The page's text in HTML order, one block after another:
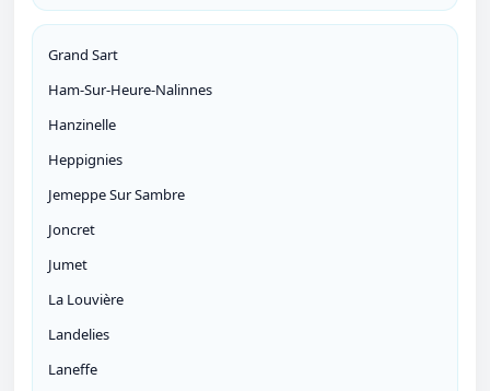
Grand Sart
Ham-Sur-Heure-Nalinnes
Hanzinelle
Heppignies
Jemeppe Sur Sambre
Joncret
Jumet
La Louvière
Landelies
Laneffe